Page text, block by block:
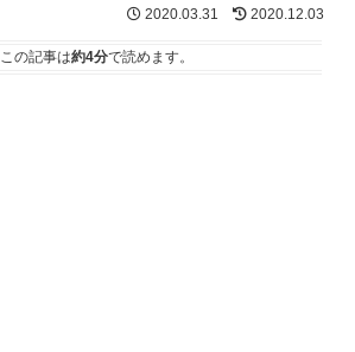
2020.03.31 2020.12.03
この記事は約4分で読めます。